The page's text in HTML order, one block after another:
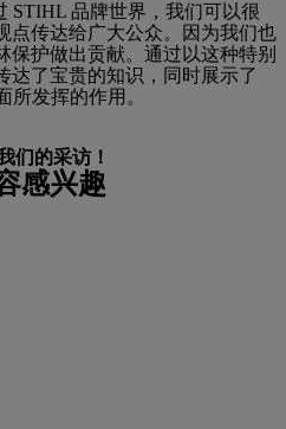
STIHL 品牌世界，我们可以很
点传达给广大公众。因为我们也
保护做出贡献。通过以这种特别
达了宝贵的知识，同时展示了
所发挥的作用。
们的采访！
感兴趣